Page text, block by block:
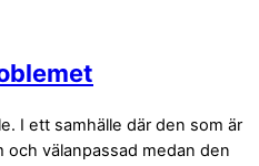
I ett samhälle där den som är
och välanpassad medan den